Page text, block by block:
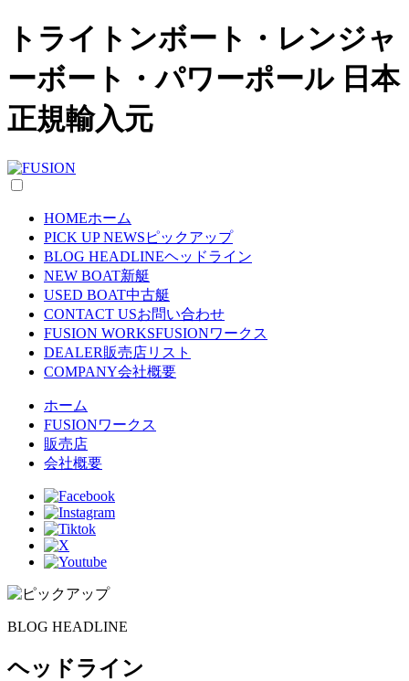
トライトンボート・レンジャ
ーボート・パワーポール 日本
正規輸入元
HOMEホーム
PICK UP NEWS ピックアップ
BLOG HEADLINEヘッドライン
NEW BOAT新艇
USED BOAT中古艇
CONTACT USお問い合わせ
FUSION WORKSFUSIONワークス
DEALER販売店リスト
COMPANY会社概要
ホーム
FUSIONワークス
販売店
会社概要
BLOG HEADLINE
ヘッドライン